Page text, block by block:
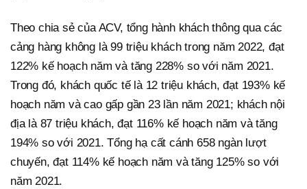
Theo chia sẻ của ACV, tổng hành khách thông qua các
cảng hàng không là 99 triệu khách trong năm 2022, đạt
122% kế hoạch năm và tăng 228% so với năm 2021.
Trong đó, khách quốc tế là 12 triệu khách, đạt 193% kế
hoạch năm và cao gấp gần 23 lần năm 2021; khách nội
địa là 87 triệu khách, đạt 116% kế hoạch năm và tăng
194% so với 2021. Tổng hạ cất cánh 658 ngàn lượt
chuyến, đạt 114% kế hoạch năm và tăng 125% so với
năm 2021.